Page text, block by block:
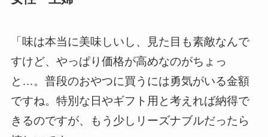
「味は本当に美味しいし、見た目も素敵なんで
すけど、やっぱり価格が高めなのがちょっ
と…。普段のおやつに買うには勇気がいる金額
ですね。特別な日やギフト用と考えれば納得で
きるのですが、もう少しリーズナブルだったら